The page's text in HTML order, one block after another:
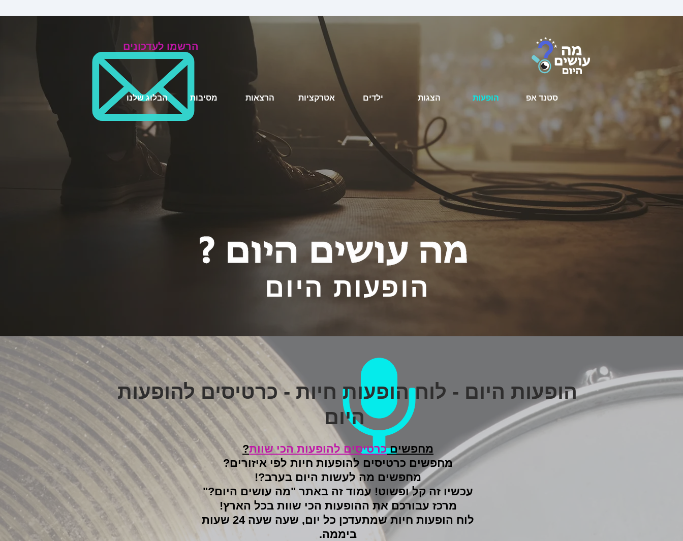
הרשמו לעדכונים
סטנד אפ הופעות הצגות ילדים אטרקציות הרצאות מסיבות הבלוג שלנו
הופעות היום - לוח הופעות חיות - כרטיסים להופעות
היום
מחפשיםכרטיסים להופעות הכי שוות?
מחפשים כרטיסים להופעות חיות לפי איזורים?
מחפשים מה לעשות היום בערב?!
עכשיו זה קל ופשוט! עמוד זה באתר "מה עושים היום?"
מרכז עבורכם את ההופעות הכי שוות בכל הארץ!
לוח הופעות חיות שמתעדכן כל יום, שעה שעה 24 שעות
ביממה.
הופעות היום